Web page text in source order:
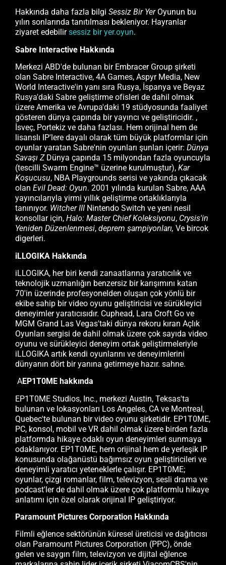
Hakkında daha fazla bilgi Sessiz Bir YerOyunun bu
yılın sonlarında tanıtılması bekleniyor. Hayranlar
ziyaret edebilirsessiz bir yer.oyun.
Sabre Interactive Hakkında
Merkezi ABD'de bulunan bir Embracer Group şirketi
olan Sabre Interactive, 4A Games, Aspyr Media, New
World Interactive'in yanı sıra Rusya, İspanya ve Beyaz
Rusya'daki Sabre geliştirme ofisleri de dahil olmak
üzere Amerika ve Avrupa'daki 19 stüdyosunda faaliyet
gösteren dünya çapında bir yayıncı ve geliştiricidir. ,
İsveç, Portekiz ve daha fazlası. Hem orijinal hem de
lisanslı IP'lere dayalı olarak tüm büyük platformlar için
oyunlar yaratan Sabre'nin oyunları şunları içerir: Dünya
Savaşı ZDünya çapında 15 milyondan fazla oyuncuyla
(tescilli Swarm Engine™ üzerine kurulmuştur), Kar
Koşucusu, NBA Playgrounds serisi ve yakında çıkacak
olan Evil Dead: Oyun. 2001 yılında kurulan Sabre, AAA
yayıncılarıyla yirmi yıllık geliştirme ortaklıklarıyla
tanınıyor. Witcher III Nintendo Switch ve yeni nesil
konsollar için, Halo: Master Chief Koleksiyonu, Crysis'in
Yeniden Düzenlenmesi, deprem şampiyonları, Ve bircok
digerleri.
iLLOGIKA Hakkında
iLLOGIKA, her biri kendi zanaatlarına yaratıcılık ve
teknolojik uzmanlığın benzersiz bir karışımını katan
70'in üzerinde profesyonelden oluşan çok yönlü bir
ekibe sahip bir video oyunu geliştiricisi ve sürükleyici
deneyimler yaratıcısıdır. Cuphead, Lara Croft Go ve
MGM Grand Las Vegas'taki dünya rekoru kıran Açlık
Oyunları sergisi de dahil olmak üzere çok sayıda video
oyunu ve sürükleyici deneyim ortak geliştirmeleriyle
iLLOGIKA artık kendi oyunlarını ve deneyimlerini
dünyanın dört bir yanına getirmeye hazır. sahne.
AEP1T0ME hakkında
EP1T0ME Studios, Inc., merkezi Austin, Teksas'ta
bulunan ve lokasyonları Los Angeles, CA ve Montreal,
Quebec'te bulunan bir video oyunu şirketidir. EP1T0ME,
PC, konsol, mobil ve VR dahil olmak üzere birden fazla
platformda hikaye odaklı oyun deneyimleri sunmaya
odaklanıyor. EP1T0ME, hem orijinal hem de yerleşik IP
konusunda olağanüstü bağımsız oyun geliştiricileri ve
deneyimli yaratıcı yeteneklerle çalışır. EP1T0ME;
oyunlar, çizgi romanlar, film, televizyon, sesli drama ve
podcast'ler de dahil olmak üzere çok platformlu hikaye
anlatımı için özel olarak orijinal IP geliştiriyor.
Paramount Pictures Corporation Hakkında
Filmli eğlence sektörünün küresel üreticisi ve dağıtıcısı
olan Paramount Pictures Corporation (PPC), önde
gelen ve saygın film, televizyon ve dijital eğlence